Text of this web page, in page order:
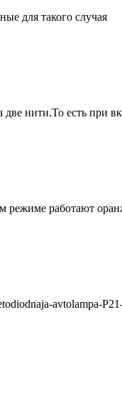
для такого случая
нити.То есть при
режиме работают
avtolampa-